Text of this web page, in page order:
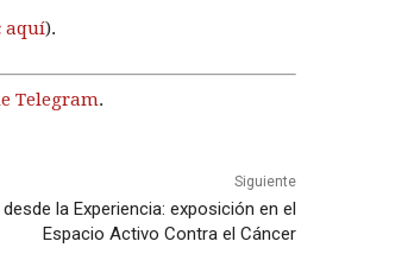
aquí).
Telegram.
Siguiente
la Experiencia: exposición en el
Espacio Activo Contra el Cáncer